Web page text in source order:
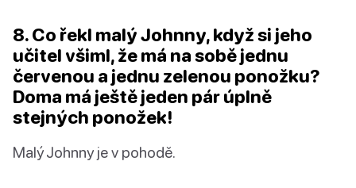
8. Co řekl malý Johnny, když si jeho
učitel všiml, že má na sobě jednu
červenou a jednu zelenou ponožku?
Doma má ještě jeden pár úplně
stejných ponožek!
Malý Johnny je v pohodě.